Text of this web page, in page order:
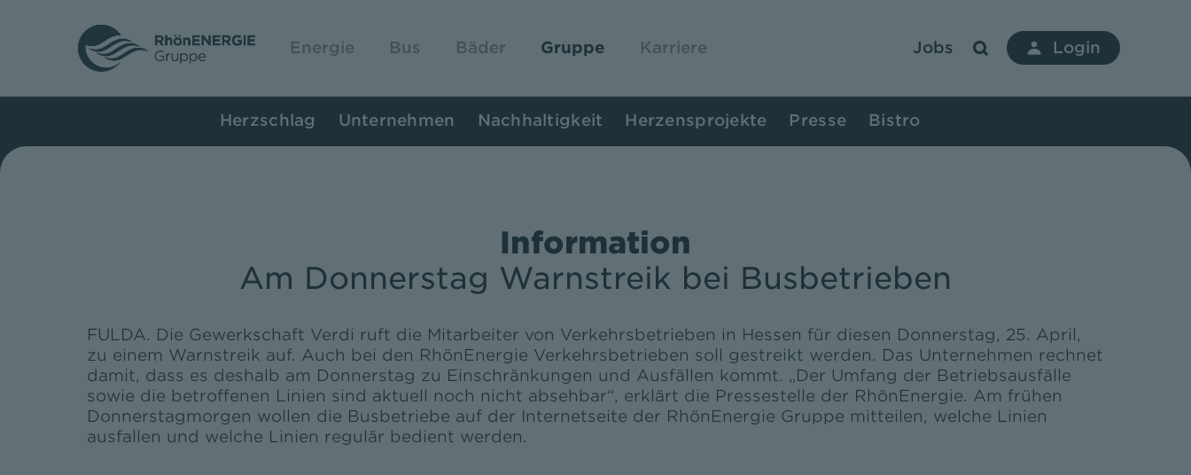
Energie Bus Bäder Gruppe Karriere Jobs Login
Herzschlag Unternehmen Nachhaltigkeit Herzensprojekte Presse Bistro
Information
Am Donnerstag Warnstreik bei Busbetrieben
FULDA. Die Gewerkschaft Verdi ruft die Mitarbeiter von Verkehrsbetrieben in Hessen für diesen Donnerstag, 25. April,
zu einem Warnstreik auf. Auch bei den RhönEnergie Verkehrsbetrieben soll gestreikt werden. Das Unternehmen rechnet
damit, dass es deshalb am Donnerstag zu Einschränkungen und Ausfällen kommt. „Der Umfang der Betriebsausfälle
sowie die betroffenen Linien sind aktuell noch nicht absehbar“, erklärt die Pressestelle der RhönEnergie. Am frühen
Donnerstagmorgen wollen die Busbetriebe auf der Internetseite der RhönEnergie Gruppe mitteilen, welche Linien
ausfallen und welche Linien regulär bedient werden.